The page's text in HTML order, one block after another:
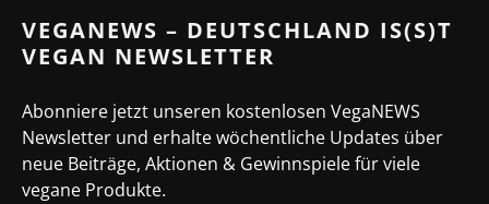
VEGANEWS – DEUTSCHLAND IS(S)T
VEGAN NEWSLETTER
Abonniere jetzt unseren kostenlosen VegaNEWS
Newsletter und erhalte wöchentliche Updates über
neue Beiträge, Aktionen & Gewinnspiele für viele
vegane Produkte.